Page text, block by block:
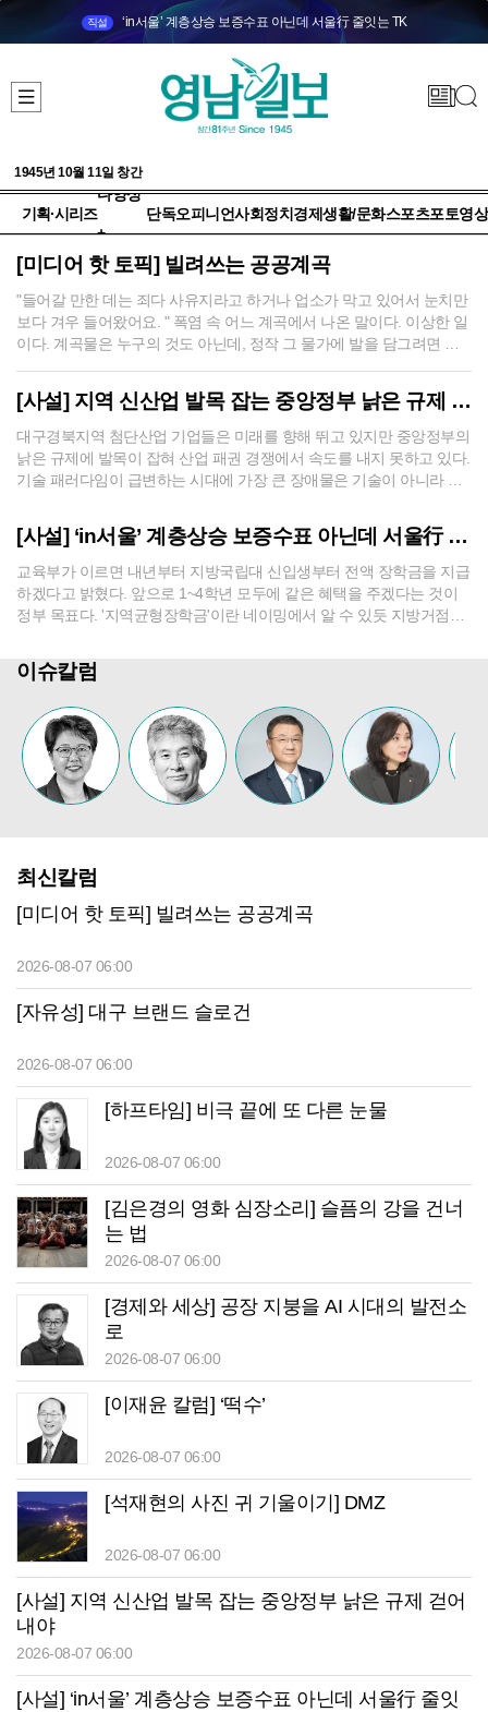
직설 ‘in서울’ 계층상승 보증수표 아닌데 서울行 줄잇는 TK
1945년 10월 11일 창간
기획·시리즈
다양성
+
단독오피니언사회정치 경제생활/문화스포츠포토영상
[미디어 핫 토픽] 빌려쓰는 공공계곡
"들어갈 만한 데는 죄다 사유지라고 하거나 업소가 막고 있어서 눈치만
보다 겨우 들어왔어요. " 폭염 속 어느 계곡에서 나온 말이다. 이상한 일
이다. 계곡물은 누구의 것도 아닌데, 정작 그 물가에 발을 담그려면 시
질방에 입장 후 찜질복을 입어야 했다. 대구·경북에서도 낯설지 않은 장
면이다. 팔공산 자락, 가창, 청도 운문산 계곡. 기자 역시 어릴 때 가족들
과 놀러 갔다가 물가..
[사설] 지역 신산업 발목 잡는 중앙정부 낡은 규제 걷어내야
대구경북지역 첨단산업 기업들은 미래를 향해 뛰고 있지만 중앙정부의
낡은 규제에 발목이 잡혀 산업 패권 경쟁에서 속도를 내지 못하고 있다.
기술 패러다임이 급변하는 시대에 가장 큰 장애물은 기술이 아니라 제
모빌리티, AI·ICT 기업들은 신기술의 실증과 시험생산, 사업화 단계에
서 과거 산업환경을 전제로 만들어진 규제와 마주하고 있다. LFP 배터
리 규제는 제도가 기술 변화를 따라..
[사설] ‘in서울’ 계층상승 보증수표 아닌데 서울行 줄잇는 TK
교육부가 이르면 내년부터 지방국립대 신입생부터 전액 장학금을 지급
하겠다고 밝혔다. 앞으로 1~4학년 모두에 같은 혜택을 주겠다는 것이
정부 목표다. '지역균형장학금'이란 네이밍에서 알 수 있듯 지방거점대
경북 지역에선 경북대와 금오공대, 국립경국대 등 3개 대학이 혜택받게
될 것이다. 지역에서 태어나고 성장한 우수인재가 지역국립대에서 양
질의 교육을 받고 지역에 정착하는 지역인재..
이슈칼럼
최신칼럼
[미디어 핫 토픽] 빌려쓰는 공공계곡
2026-08-07 06:00
[자유성] 대구 브랜드 슬로건
2026-08-07 06:00
[하프타임] 비극 끝에 또 다른 눈물
2026-08-07 06:00
[김은경의 영화 심장소리] 슬픔의 강을 건너
는 법
2026-08-07 06:00
[경제와 세상] 공장 지붕을 AI 시대의 발전소
로
2026-08-07 06:00
[이재윤 칼럼] ‘떡수’
2026-08-07 06:00
[석재현의 사진 귀 기울이기] DMZ
2026-08-07 06:00
[사설] 지역 신산업 발목 잡는 중앙정부 낡은 규제 걷어
내야
2026-08-07 06:00
[사설] ‘in서울’ 계층상승 보증수표 아닌데 서울行 줄잇